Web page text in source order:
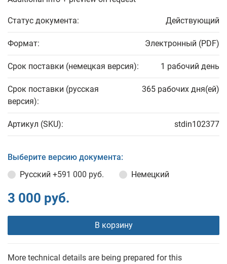
Статус документа: Действующий
Формат: Электронный (PDF)
Срок поставки (немецкая версия): 1 рабочий день
Срок поставки (русская
версия):
365 рабочих дня(ей)
Артикул (SKU): stdin102377
Выберите версию документа:
Русский +591 000 руб. Немецкий
3 000 руб.
В корзину
More technical details are being prepared for this